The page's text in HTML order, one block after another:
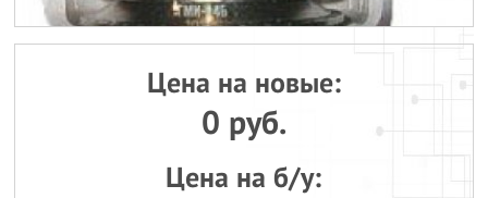
Цена на новые:
0 руб.
Цена на б/у: